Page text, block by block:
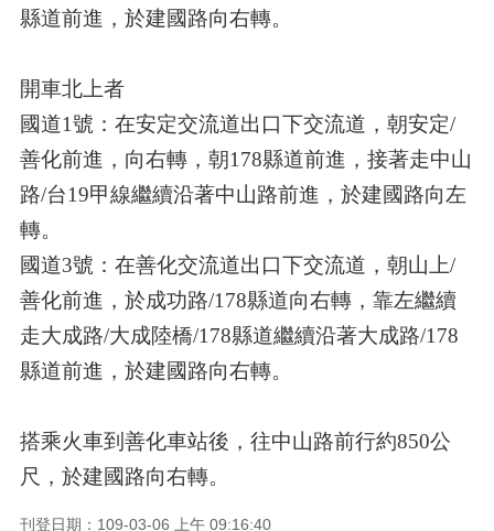
縣道前進，於建國路向右轉。
開車北上者
國道1號：在安定交流道出口下交流道，朝安定/
善化前進，向右轉，朝178縣道前進， 接著走中山
路/台19甲線繼續沿著中山路前進，於建國路向左
轉。
國道3號：在善化交流道出口下交流道，朝山上/
善化前進，於成功路/178縣道向右轉，靠左繼續
走大成路/大成陸橋/178縣道繼續沿著大成路/178
縣道前進，於建國路向右轉。
搭乘火車到善化車站後，往中山路前行約850公
尺，於建國路向右轉。
刊登日期：109-03-06 上午 09:16:40